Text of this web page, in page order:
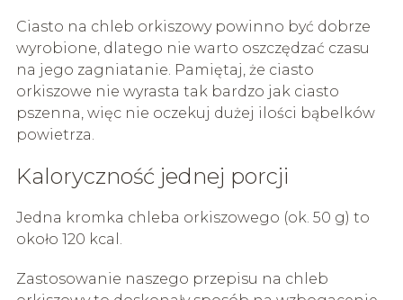
Ciasto na chleb orkiszowy powinno być dobrze
wyrobione, dlatego nie warto oszczędzać czasu
na jego zagniatanie. Pamiętaj, że ciasto
orkiszowe nie wyrasta tak bardzo jak ciasto
pszenna, więc nie oczekuj dużej ilości bąbelków
powietrza.
Kaloryczność jednej porcji
Jedna kromka chleba orkiszowego (ok. 50 g) to
około 120 kcal.
Zastosowanie naszego przepisu na chleb